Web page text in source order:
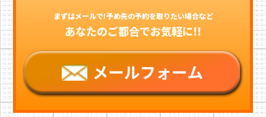
まずはメールで!予め先の予約を取りたい場合など
あなたのご都合でお気軽に!!